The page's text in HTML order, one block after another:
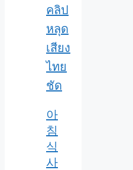
คลิป
หลุด
เสียง
ไทย
ชัด
아
침
식
사